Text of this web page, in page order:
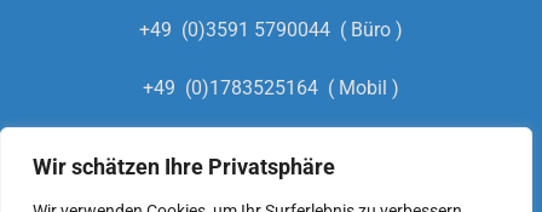
Wir schätzen Ihre Privatsphäre
+49 (0)3591 5790044 ( Büro )
+49 (0)1783525164 ( Mobil )
(Hausmeisternotdienst)